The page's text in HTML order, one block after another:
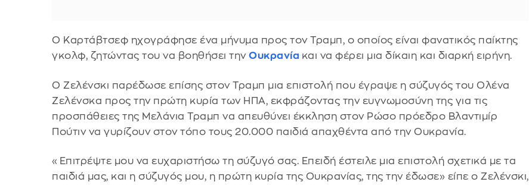
Ο Καρτάβτσεφ ηχογράφησε ένα μήνυμα προς τον Τραμπ, ο οποίος είναι φανατικός παίκτης
γκολφ, ζητώντας του να βοηθήσει τηνΟυκρανία και να φέρει μια δίκαιη και διαρκή ειρήνη.
Ο Ζελένσκι παρέδωσε επίσης στον Τραμπ μια επιστολή που έγραψε η σύζυγός του Ολένα
Ζελένσκα προς την πρώτη κυρία των ΗΠΑ, εκφράζοντας την ευγνωμοσύνη της για τις
προσπάθειες της Μελάνια Τραμπ να απευθύνει έκκληση στον Ρώσο πρόεδρο Βλαντιμίρ
Πούτιν να γυρίζουν στον τόπο τους 20.000 παιδιά απαχθέντα από την Ουκρανία.
«Επιτρέψτε μου να ευχαριστήσω τη σύζυγό σας. Επειδή έστειλε μια επιστολή σχετικά με τα
παιδιά μας, και η σύζυγός μου, η πρώτη κυρία της Ουκρανίας, της την έδωσε» είπε ο Ζελένσκι,